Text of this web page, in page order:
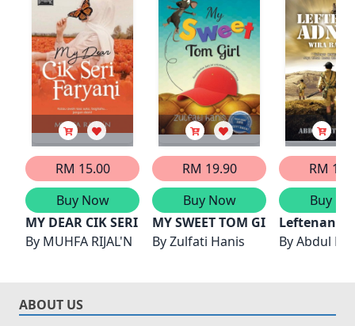
RM 15.00
Buy Now
MY DEAR CIK SERI FARYANI
By MUHFA RIJAL'N
RM 19.90
Buy Now
MY SWEET TOM GIRL
ByZulfati Hanis
RM
Buy
Leftenan
ByAbdul
ABOUT US